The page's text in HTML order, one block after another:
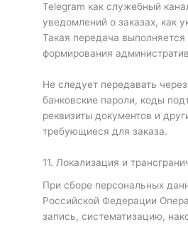
Telegram как служебный
уведомлений о заказах, как
Такая передача выполняется
формирования
Не следует передавать
банковские пароли, коды
реквизиты документов и
требующиеся для заказа.
11. Локализация и
При сборе персональных
Российской Федерации
запись, систематизацию,